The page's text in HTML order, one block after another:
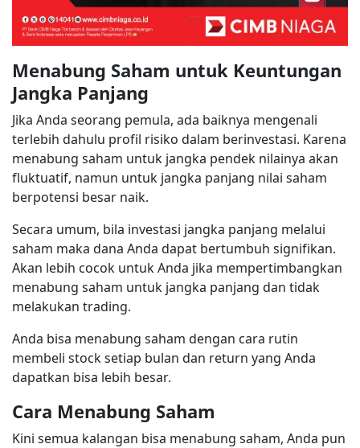
Menabung Saham untuk Keuntungan
Jangka Panjang
Jika Anda seorang pemula, ada baiknya mengenali
terlebih dahulu profil risiko dalam berinvestasi. Karena
menabung saham untuk jangka pendek nilainya akan
fluktuatif, namun untuk jangka panjang nilai saham
berpotensi besar naik.
Secara umum, bila investasi jangka panjang melalui
saham maka dana Anda dapat bertumbuh signifikan.
Akan lebih cocok untuk Anda jika mempertimbangkan
menabung saham untuk jangka panjang dan tidak
melakukan trading.
Anda bisa menabung saham dengan cara rutin
membeli stock setiap bulan dan return yang Anda
dapatkan bisa lebih besar.
Cara Menabung Saham
Kini semua kalangan bisa menabung saham, Anda pun